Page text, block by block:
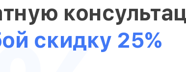
скидку 25%